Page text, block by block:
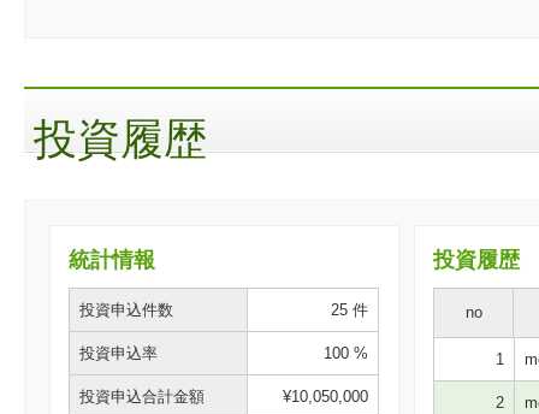
投資履歴
投資履歴
no
1
2
統計情報
投資申込件数 25 件
投資申込率 100 %
投資申込合計金額 ¥10,050,000